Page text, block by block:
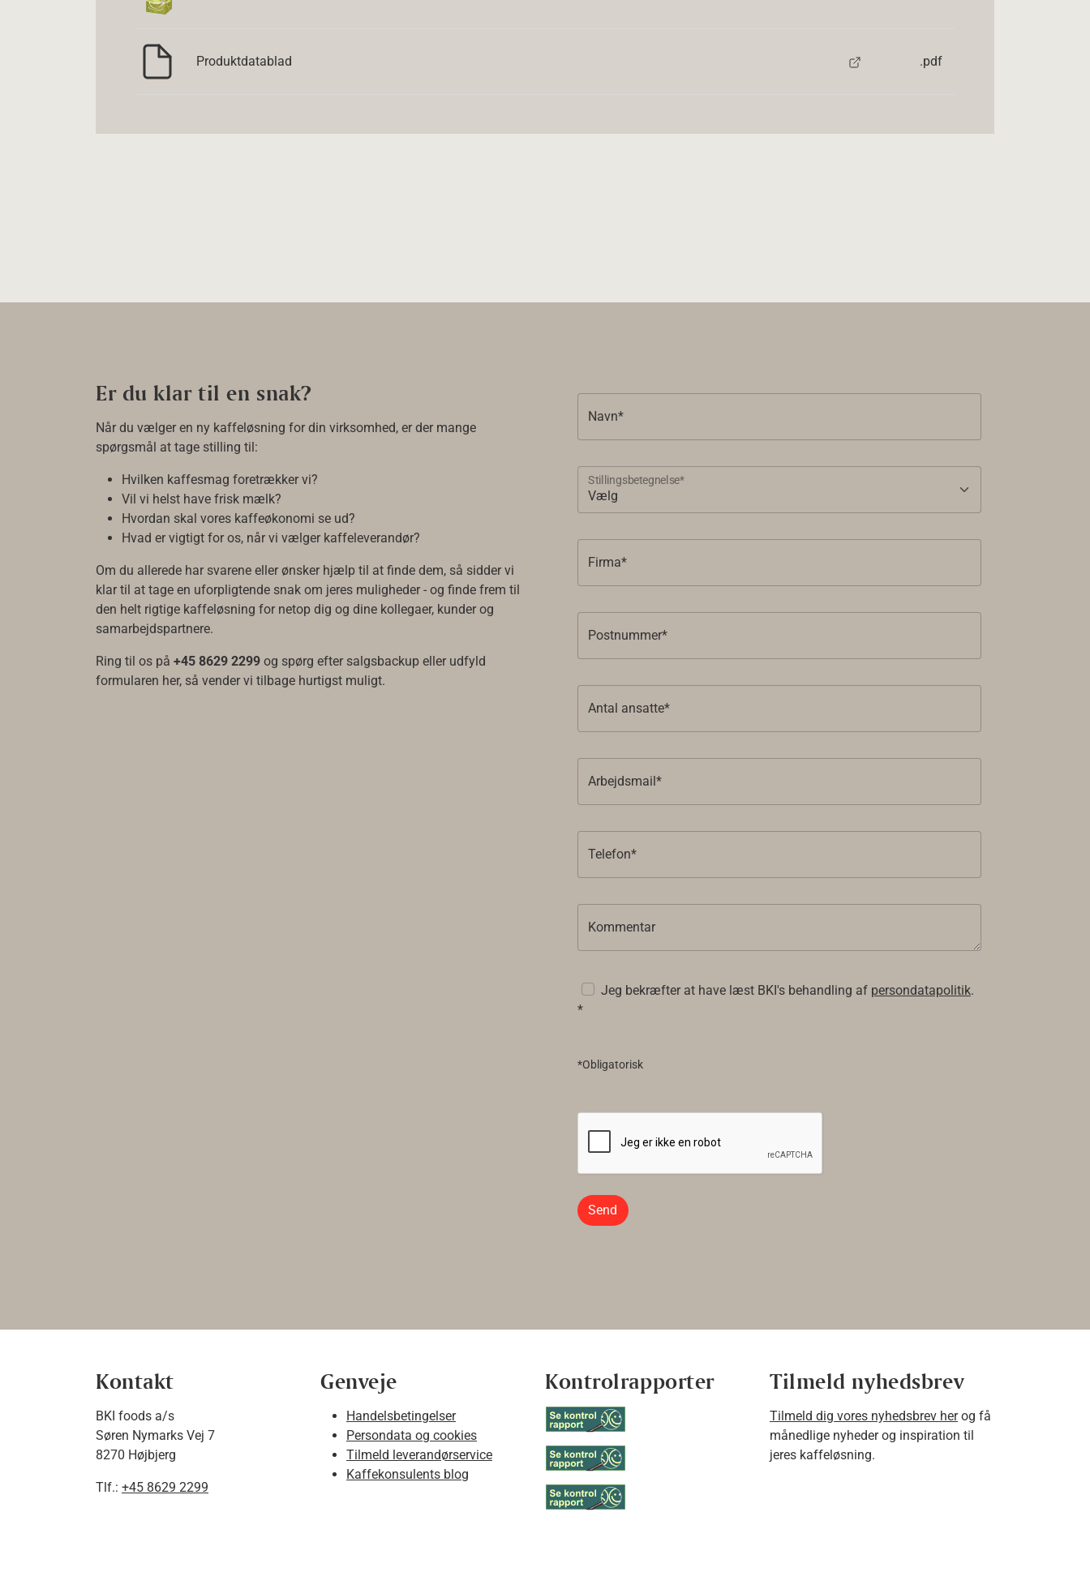
Produktdatablad .pdf
Er du klar til en snak?
Når du vælger en ny kaffeløsning for din virksomhed, er der mange
spørgsmål at tage stilling til:
Hvilken kaffesmag foretrækker vi?
Vil vi helst have frisk mælk?
Hvordan skal vores kaffeøkonomi se ud?
Hvad er vigtigt for os, når vi vælger kaffeleverandør?
Om du allerede har svarene eller ønsker hjælp til at finde dem, så sidder vi
klar til at tage en uforpligtende snak om jeres muligheder - og finde frem til
den helt rigtige kaffeløsning for netop dig og dine kollegaer, kunder og
samarbejdspartnere.
Ring til os på +45 8629 2299 og spørg efter salgsbackup eller udfyld
formularen her, så vender vi tilbage hurtigst muligt.
Navn*
Stillingsbetegnelse*
Firma*
Postnummer*
Antal ansatte*
Arbejdsmail*
Telefon*
Kommentar
Jeg bekræfter at have læst BKI's behandling af persondatapolitik.
*
*Obligatorisk
Send
Kontakt
BKI foods a/s
Søren Nymarks Vej 7
8270 Højbjerg
Tlf.: +45 8629 2299
Genveje
Handelsbetingelser
Persondata og cookies
Tilmeld leverandørservice
Kaffekonsulents blog
Kontrolrapporter Tilmeld nyhedsbrev
Tilmeld dig vores nyhedsbrev herog få
månedlige nyheder og inspiration til
jeres kaffeløsning.